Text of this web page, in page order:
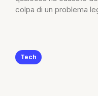
colpa di un problema
Tech